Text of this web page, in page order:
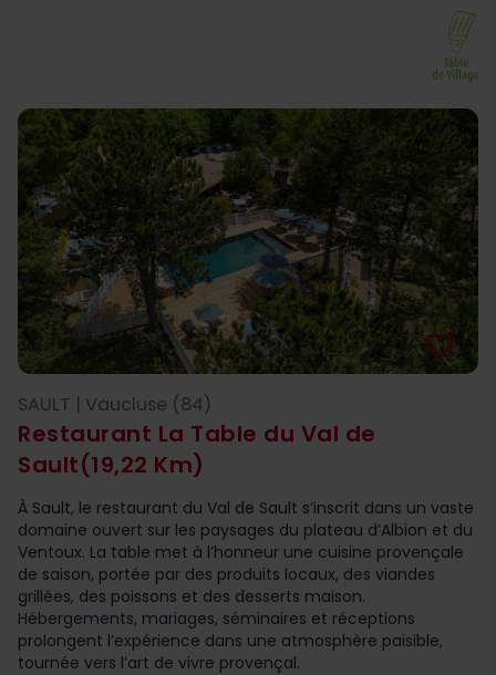
Restaurant La Table du Val de
Sault(19,22 Km)
favorite_border
SAULT | Vaucluse (84)
À Sault, le restaurant du Val de Sault s’inscrit dans un vaste
domaine ouvert sur les paysages du plateau d’Albion et du
Ventoux. La table met à l’honneur une cuisine provençale
de saison, portée par des produits locaux, des viandes
grillées, des poissons et des desserts maison.
Hébergements, mariages, séminaires et réceptions
prolongent l’expérience dans une atmosphère paisible,
tournée vers l’art de vivre provençal.